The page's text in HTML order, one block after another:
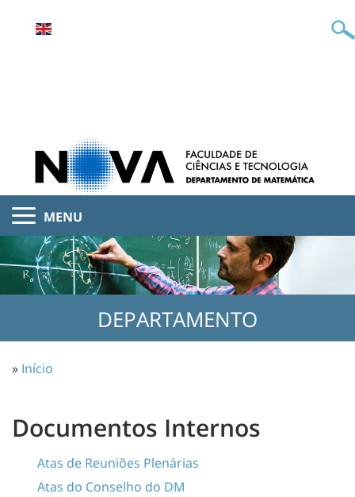
MENU
DEPARTAMENTO
» Início
Documentos Internos
Atas de Reuniões Plenárias
Atas do Conselho do DM